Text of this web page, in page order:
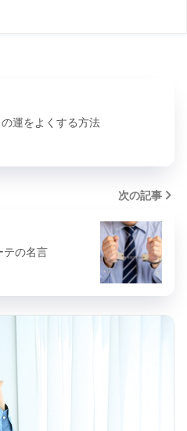
の運をよくする方法
次の記事
テの名言